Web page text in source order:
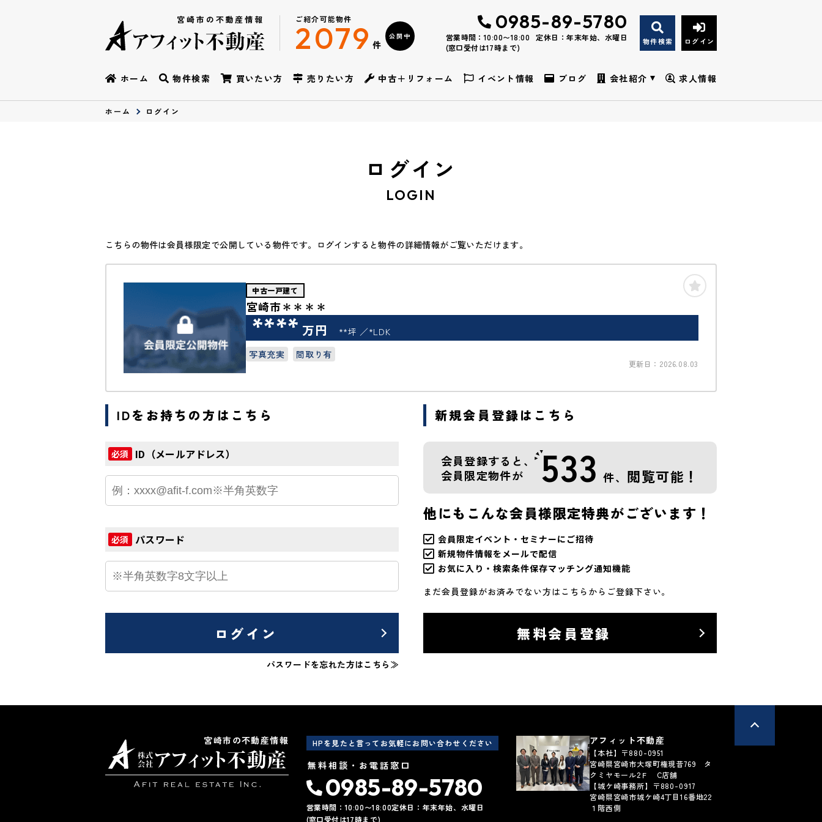
ご紹介可能物件
2079件
公開中
宮崎市の不動産情報 0985-89-5780
営業時間：10:00〜18:00
定休日：年末年始、水曜日
(窓口受付は17時まで)
物件検索 ログイン
ホーム 物件検索 買いたい方 売りたい方 中古＋リフォーム イベント情報 ブログ 会社紹介 求人情報
ホーム ログイン
ログイン
LOGIN
こちらの物件は会員様限定で公開している物件です。ログインすると物件の詳細情報がご覧いただけます。
中古一戸建て
宮崎市＊＊＊＊
**** 万円 **坪
*LDK
写真充実
間取り有
更新日：2026.08.03
IDをお持ちの方はこちら
必須 ID（メールアドレス）
必須 パスワード
ログイン
パスワードを忘れた方はこちら≫
新規会員登録はこちら
会員登録すると、
会員限定物件が
533 件、 閲覧可能！
他にもこんな会員様限定特典がございます！
会員限定イベント・セミナーにご招待
新規物件情報をメールで配信
お気に入り・検索条件保存マッチング通知機能
まだ会員登録がお済みでない方はこちらからご登録下さい。
無料会員登録
宮崎市の不動産情報 HPを見たと言ってお気軽にお問い合わせください
無料相談・お電話窓口
0985-89-5780
営業時間：10:00〜18:00定休日：年末年始、水曜日
(窓口受付は17時まで)
アフィット不動産
【本社】〒880-0951
宮崎県宮崎市大塚町権現昔769 タ
クミヤモール2Ｆ C店舗
【城ケ崎事務所】〒880-0917
宮崎県宮崎市城ケ崎4丁目16番地22
１階西側